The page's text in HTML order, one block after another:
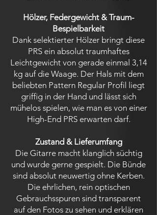
Hölzer, Federgewicht & Traum-
Bespielbarkeit
Dank selektierter Hölzer bringt diese
PRS ein absolut traumhaftes
Leichtgewicht von gerade einmal 3,14
kg auf die Waage. Der Hals mit dem
beliebten Pattern Regular Profil liegt
griffig in der Hand und lässt sich
mühelos spielen, wie man es von einer
High-End PRS erwarten darf.
Zustand & Lieferumfang
Die Gitarre macht klanglich süchtig
und wurde gerne gespielt. Die Bünde
sind absolut neuwertig ohne Kerben.
Die ehrlichen, rein optischen
Gebrauchsspuren sind transparent
auf den Fotos zu sehen und erklären